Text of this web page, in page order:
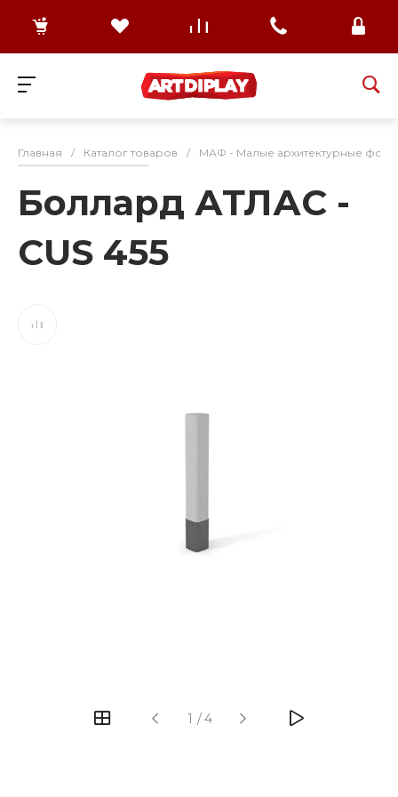
Главная / Каталог товаров / МАФ - Малые архитектурные
Боллард АТЛАС -
CUS 455
1 /4